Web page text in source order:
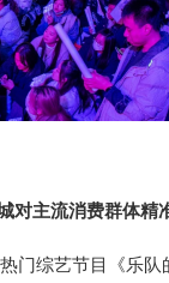
对主流消费群体精
门综艺节目《乐